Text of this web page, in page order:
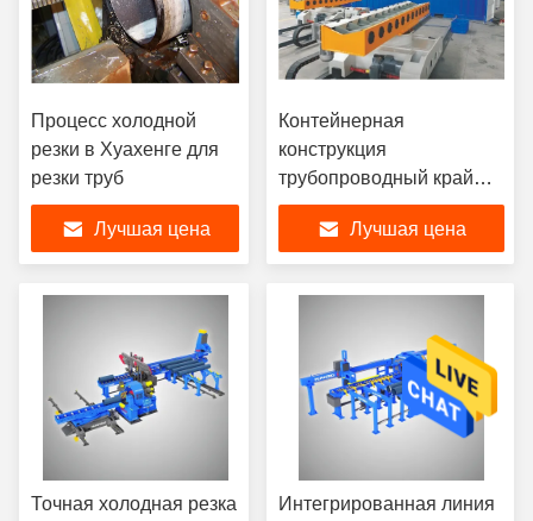
Процесс холодной
резки в Хуахенге для
резки труб
Лучшая цена
Контейнерная
конструкция
трубопроводный край
подготовка машины
Рабочая станция
высокая эффективность
Лучшая цена
Точная холодная резка
Интегрированная линия